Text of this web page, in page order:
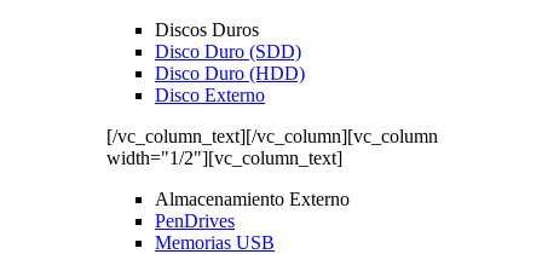
Discos Duros
Disco Duro (SDD)
Disco Duro (HDD)
Disco Externo
[/vc_column_text][/vc_column][vc_column
width="1/2"][vc_column_text]
Almacenamiento Externo
PenDrives
Memorias USB